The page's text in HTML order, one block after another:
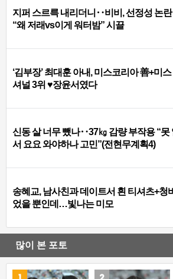
지퍼 스르륵 내리더니‥비비, 선정성 논
“왜 저래vs이게 워터밤” 시끌
‘김부장’ 최대훈 아내, 미스코리아 善+미
셔널 3위 ♥장윤서였다
신동 살 너무 뺐나‥37㎏ 감량 부작용 “못
서 요요 와야하나 고민”(전현무계획4)
송혜교, 남사친과 데이트서 흰 티셔츠+청
었을 뿐인데…빛나는 미모
많이 본 포토